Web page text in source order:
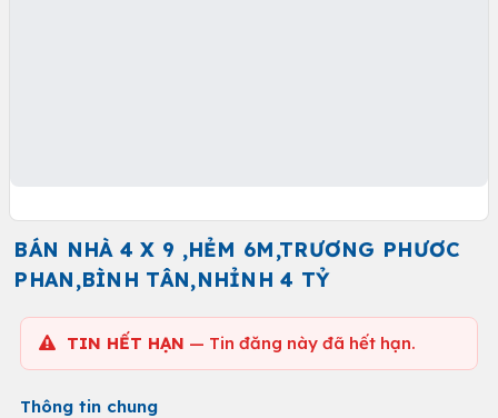
BÁN NHÀ 4 X 9 ,HẺM 6M,TRƯƠNG PHƯƠC
PHAN,BÌNH TÂN,NHỈNH 4 TỶ
TIN HẾT HẠN — Tin đăng này đã hết hạn.
Thông tin chung